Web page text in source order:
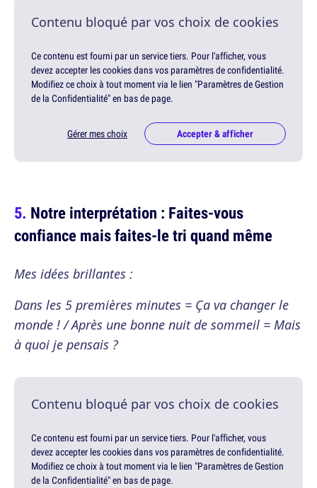
Contenu bloqué par vos choix de cookies
Ce contenu est fourni par un service tiers. Pour l'afficher, vous
devez accepter les cookies dans vos paramètres de confidentialité.
Modifiez ce choix à tout moment via le lien "Paramètres de Gestion
de la Confidentialité" en bas de page.
Gérer mes choix Accepter & afficher
Notre interprétation : Faites-vous
confiance mais faites-le tri quand même
Mes idées brillantes :
Dans les 5 premières minutes = Ça va changer le
monde ! / Après une bonne nuit de sommeil = Mais
à quoi je pensais ?
Contenu bloqué par vos choix de cookies
Ce contenu est fourni par un service tiers. Pour l'afficher, vous
devez accepter les cookies dans vos paramètres de confidentialité.
Modifiez ce choix à tout moment via le lien "Paramètres de Gestion
de la Confidentialité" en bas de page.